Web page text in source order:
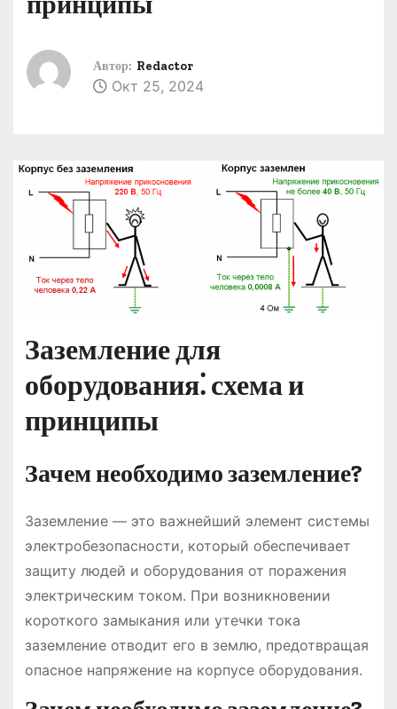
Автор: Redactor
Окт 25, 2024
Заземление для
оборудования⁚ схема и
принципы
Зачем необходимо заземление?
Заземление — это важнейший элемент системы
электробезопасности, который обеспечивает
защиту людей и оборудования от поражения
электрическим током. При возникновении
короткого замыкания или утечки тока
заземление отводит его в землю, предотвращая
опасное напряжение на корпусе оборудования.